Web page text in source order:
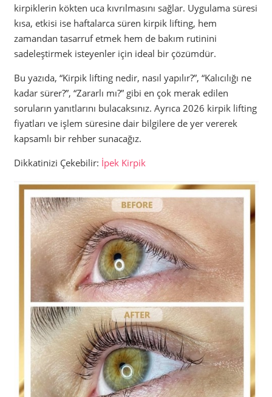
kirpiklerin kökten uca kıvrılmasını sağlar. Uygulama süresi
kısa, etkisi ise haftalarca süren kirpik lifting, hem
zamandan tasarruf etmek hem de bakım rutinini
sadeleştirmek isteyenler için ideal bir çözümdür.
Bu yazıda, “Kirpik lifting nedir, nasıl yapılır?”, “Kalıcılığı ne
kadar sürer?”, “Zararlı mı?” gibi en çok merak edilen
soruların yanıtlarını bulacaksınız. Ayrıca 2026 kirpik lifting
fiyatları ve işlem süresine dair bilgilere de yer vererek
kapsamlı bir rehber sunacağız.
Dikkatinizi Çekebilir: İpek Kirpik